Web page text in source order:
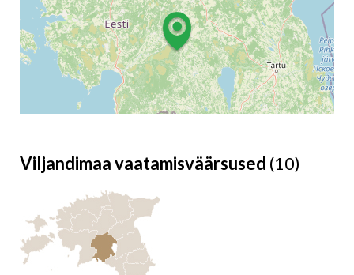
Viljandimaa vaatamisväärsused (10)